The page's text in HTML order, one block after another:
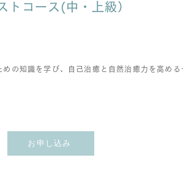
トコース(中・上級）
の知識を学び、自己治癒と自然治癒力を高める
お申し込み